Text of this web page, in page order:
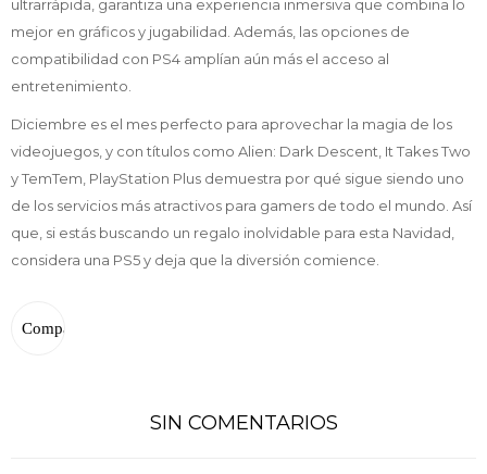
ultrarrápida, garantiza una experiencia inmersiva que combina lo
mejor en gráficos y jugabilidad. Además, las opciones de
compatibilidad con PS4 amplían aún más el acceso al
entretenimiento.
Diciembre es el mes perfecto para aprovechar la magia de los
videojuegos, y con títulos como Alien: Dark Descent, It Takes Two
y TemTem, PlayStation Plus demuestra por qué sigue siendo uno
de los servicios más atractivos para gamers de todo el mundo. Así
que, si estás buscando un regalo inolvidable para esta Navidad,
considera una PS5 y deja que la diversión comience.
SIN COMENTARIOS